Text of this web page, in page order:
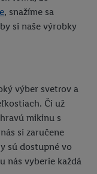
, snažíme sa
si naše výrobky
výber svetrov a
Či už
mikinu s
si zaručene
sú dostupné vo
nás vyberie každá